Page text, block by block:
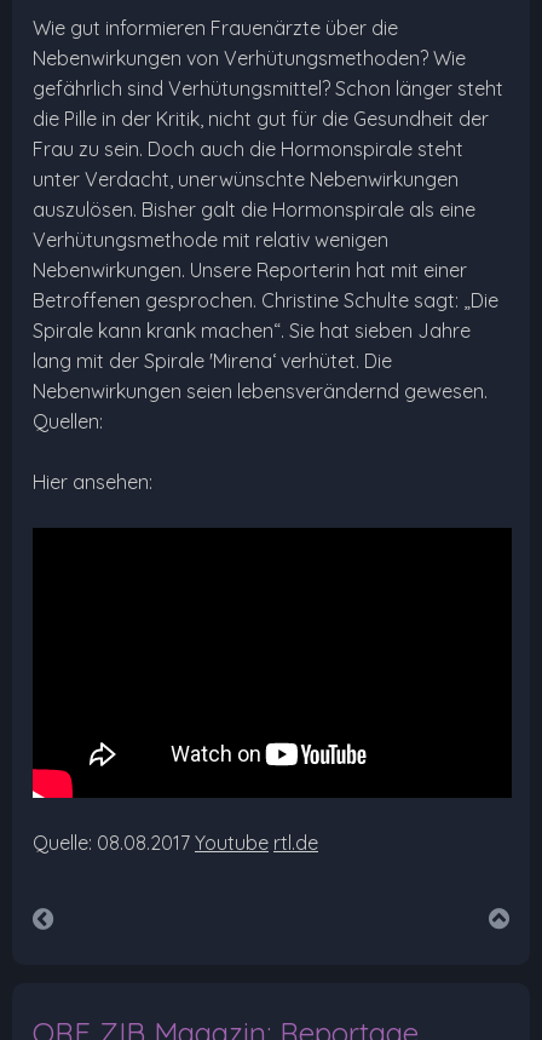
Wie gut informieren Frauenärzte über die
Nebenwirkungen von Verhütungsmethoden? Wie
gefährlich sind Verhütungsmittel? Schon länger steht
die Pille in der Kritik, nicht gut für die Gesundheit der
Frau zu sein. Doch auch die Hormonspirale steht
unter Verdacht, unerwünschte Nebenwirkungen
auszulösen. Bisher galt die Hormonspirale als eine
Verhütungsmethode mit relativ wenigen
Nebenwirkungen. Unsere Reporterin hat mit einer
Betroffenen gesprochen. Christine Schulte sagt: „Die
Spirale kann krank machen“. Sie hat sieben Jahre
lang mit der Spirale 'Mirena‘ verhütet. Die
Nebenwirkungen seien lebensverändernd gewesen.
Quellen:
Hier ansehen:
Quelle: 08.08.2017 Youtube rtl.de
ORF ZIB Magazin: Reportage